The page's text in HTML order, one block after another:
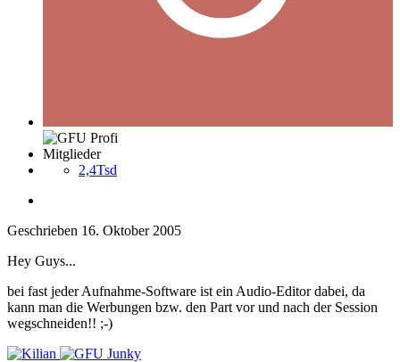
Mitglieder
2,4Tsd
Geschrieben 16. Oktober 2005
Hey Guys...
bei fast jeder Aufnahme-Software ist ein Audio-Editor dabei, da
kann man die Werbungen bzw. den Part vor und nach der Session
wegschneiden!! ;-)